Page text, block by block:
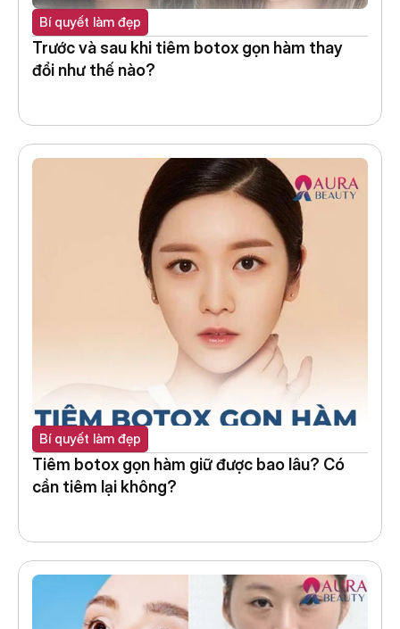
Bí quyết làm đẹp
Trước và sau khi tiêm botox gọn hàm thay
đổi như thế nào?
Bí quyết làm đẹp
Tiêm botox gọn hàm giữ được bao lâu? Có
cần tiêm lại không?